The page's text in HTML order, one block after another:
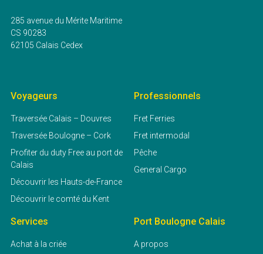
285 avenue du Mérite Maritime
CS 90283
62105 Calais Cedex
Voyageurs
Traversée Calais – Douvres
Traversée Boulogne – Cork
Profiter du duty Free au port de
Calais
Découvrir les Hauts-de-France
Découvrir le comté du Kent
Professionnels
Fret Ferries
Fret intermodal
Pêche
General Cargo
Services
Achat à la criée
Port Boulogne Calais
A propos